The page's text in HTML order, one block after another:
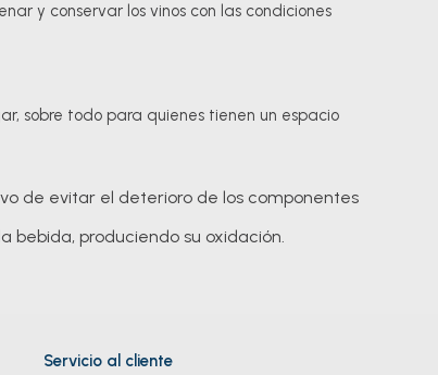
y conservar los vinos con las condiciones
sobre todo para quienes tienen un espacio
de evitar el deterioro de los componentes
bebida, produciendo su oxidación.
Servicio al cliente